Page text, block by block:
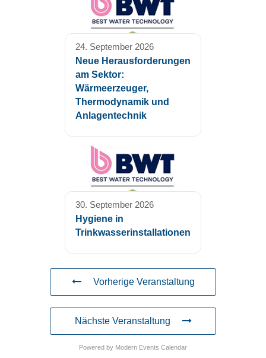
24. September 2026
Neue Herausforderungen
am Sektor:
Wärmeerzeuger,
Thermodynamik und
Anlagentechnik
30. September 2026
Hygiene in
Trinkwasserinstallationen
Vorherige Veranstaltung
Nächste Veranstaltung
Powered by Modern Events Calendar